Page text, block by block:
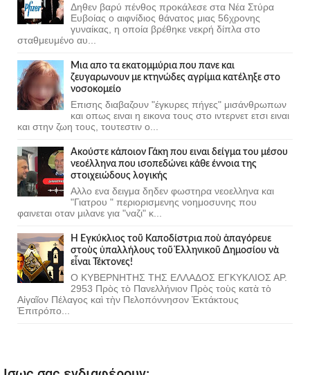
Δηθεν βαρύ πένθος προκάλεσε στα Νέα Στύρα
Ευβοίας ο αιφνίδιος θάνατος μιας 56χρονης
γυναίκας, η οποία βρέθηκε νεκρή δίπλα στο
σταθμευμένο αυ...
Μια απο τα εκατομμύρια που πανε και
ζευγαρωνουν με κτηνώδες αγρίμια κατέληξε στο
νοσοκομείο
Επισης διαβαζουν "έγκυρες πήγες" μισάνθρωπων
και οπως ειναι η εικονα τους στο ιντερνετ ετσι ειναι
και στην ζωη τους, τουτεστιν ο...
Ακούστε κάποιον Γάκη που ειναι δείγμα του μέσου
νεοέλληνα που ισοπεδώνει κάθε έννοια της
στοιχειώδους λογικής
Αλλο ενα δειγμα δηδεν φωστηρα νεοελληνα και
"Γιατρου " περιορισμενης νοημοσυνης που
φαινεται οταν μιλανε για "ναζι" κ...
Ἡ Ἐγκύκλιος τοῦ Καποδίστρια ποὺ ἀπαγόρευε
στοὺς ὑπαλλήλους τοῦ Ἑλληνικοῦ Δημοσίου νὰ
εἶναι Τέκτονες!
Ο ΚΥΒΕΡΝΗΤΗΣ ΤΗΣ ΕΛΛΑΔΟΣ ΕΓΚΥΚΛΙΟΣ ΑΡ.
2953 Πρὸς τὸ Πανελλήνιον Πρὸς τοὺς κατὰ τὸ
Αἰγαῖον Πέλαγος καὶ τὴν Πελοπόννησον Ἐκτάκτους
Ἐπιτρόπο...